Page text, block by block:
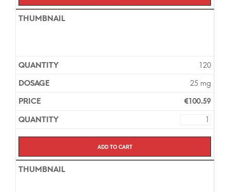
120
25 mg
€100.59
Add to cart